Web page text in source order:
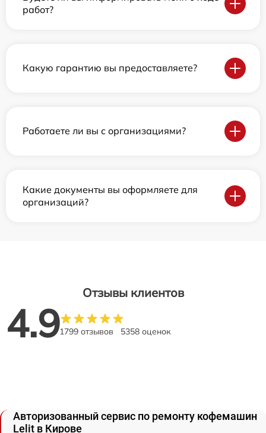
работ?
Какую гарантию вы предоставляете?
Работаете ли вы с организациями?
Какие документы вы оформляете для
организаций?
Отзывы клиентов
4.91799 отзывов 5358 оценок
Авторизованный сервис по ремонту кофемашин
Lelit в Кирове